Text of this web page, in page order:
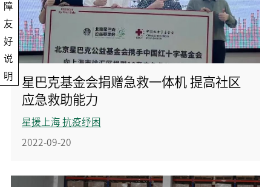
障
友
好
说
明
星巴克基金会捐赠急救一体机 提高社区
应急救助能力
星援上海 抗疫纾困
2022-09-20